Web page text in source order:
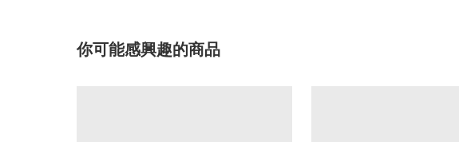
你可能感興趣的商品